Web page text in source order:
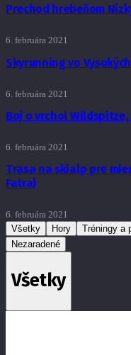
Prechod hrebeňom
6. februára 2021
Skyrunning vo
6. februára 2021
Boj o vrchol
6. februára 2021
Trasa na skialp pre
Fatra)
6. februára 2021
Všetky Hory Tréningy a
Nezaradené
Všetky